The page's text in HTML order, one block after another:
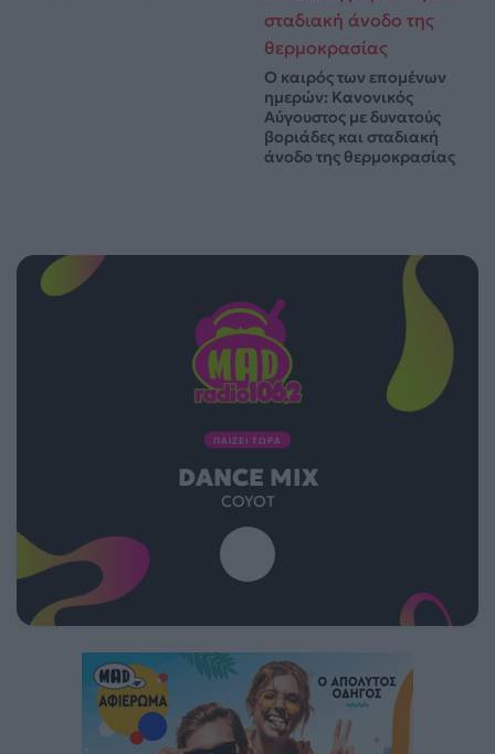
Ο καιρός των επομένων
ημερών: Κανονικός
Αύγουστος με δυνατούς
βοριάδες και σταδιακή
άνοδο της θερμοκρασίας
ΠΑΙΖΕΙ ΤΩΡΑ
DANCE MIX
COYOT